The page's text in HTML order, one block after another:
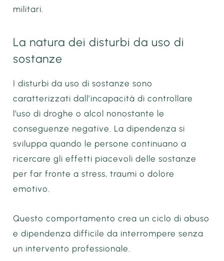
militari.
La natura dei disturbi da uso di
sostanze
I disturbi da uso di sostanze sono
caratterizzati dall’incapacità di controllare
l’uso di droghe o alcol nonostante le
conseguenze negative. La dipendenza si
sviluppa quando le persone continuano a
ricercare gli effetti piacevoli delle sostanze
per far fronte a stress, traumi o dolore
emotivo.
Questo comportamento crea un ciclo di abuso
e dipendenza difficile da interrompere senza
un intervento professionale.